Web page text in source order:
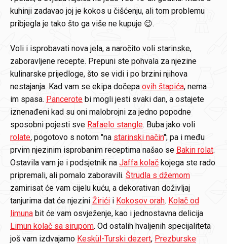
kuhinji zadavao joj je kokos u čišćenju, ali tom problemu
pribjegla je tako što ga više ne kupuje 😉.
Voli i isprobavati nova jela, a naročito voli starinske,
zaboravljene recepte. Prepuni ste pohvala za njezine
kulinarske prijedloge, što se vidi i po brzini njihova
nestajanja. Kad vam se ekipa dočepa ovih štapića, nema
im spasa. Pancerote bi mogli jesti svaki dan, a ostajete
iznenađeni kad su oni malobrojni za jedno popodne
sposobni pojesti sve Rafaelo stangle. Buba jako voli
rolate, pogotovo s notom "na starinski način"; pa i među
prvim njezinim isprobanim receptima našao se Bakin rolat.
Ostavila vam je i podsjetnik na Jaffa kolač kojega ste rado
pripremali, ali pomalo zaboravili. Štrudla s džemom
zamirisat će vam cijelu kuću, a dekorativan doživljaj
tanjurima dat će njezini Žirići i Kokosov orah. Kolač od
limuna bit će vam osvježenje, kao i jednostavna delicija
Limun kolač sa sirupom. Od ostalih hvaljenih specijaliteta
još vam izdvajamo Keskül-Turski dezert, Prezburske